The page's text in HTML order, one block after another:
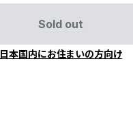
Sold out
日本国内にお住まいの方向け